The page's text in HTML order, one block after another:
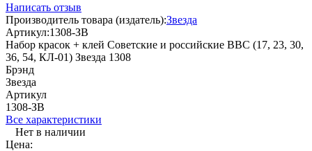
Написать отзыв
Производитель товара (издатель):Звезда
Артикул:1308-ЗВ
Набор красок + клей Советские и российские ВВС (17, 23, 30,
36, 54, КЛ-01) Звезда 1308
Брэнд
Звезда
Артикул
1308-ЗВ
Все характеристики
Нет в наличии
Цена: